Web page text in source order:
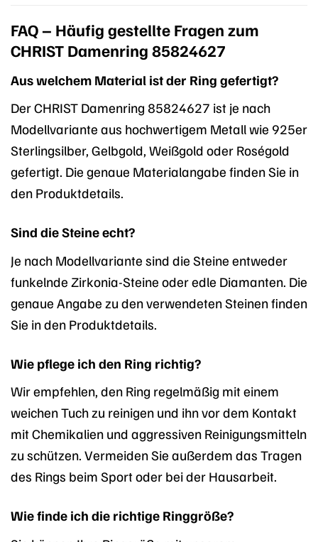
FAQ – Häufig gestellte Fragen zum
CHRIST Damenring 85824627
Aus welchem Material ist der Ring gefertigt?
Der CHRIST Damenring 85824627 ist je nach
Modellvariante aus hochwertigem Metall wie 925er
Sterlingsilber, Gelbgold, Weißgold oder Roségold
gefertigt. Die genaue Materialangabe finden Sie in
den Produktdetails.
Sind die Steine echt?
Je nach Modellvariante sind die Steine entweder
funkelnde Zirkonia-Steine oder edle Diamanten. Die
genaue Angabe zu den verwendeten Steinen finden
Sie in den Produktdetails.
Wie pflege ich den Ring richtig?
Wir empfehlen, den Ring regelmäßig mit einem
weichen Tuch zu reinigen und ihn vor dem Kontakt
mit Chemikalien und aggressiven Reinigungsmitteln
zu schützen. Vermeiden Sie außerdem das Tragen
des Rings beim Sport oder bei der Hausarbeit.
Wie finde ich die richtige Ringgröße?